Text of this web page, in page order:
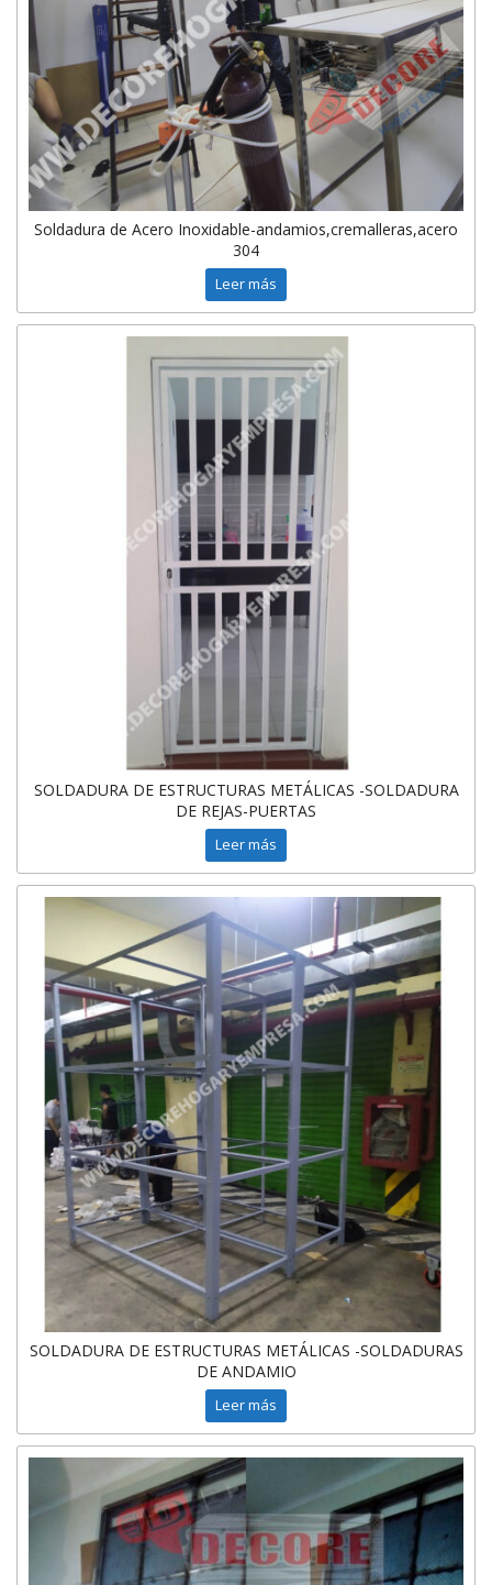
Soldadura de Acero Inoxidable-andamios,cremalleras,acero
304
Leer más
SOLDADURA DE ESTRUCTURAS METÁLICAS -SOLDADURA
DE REJAS-PUERTAS
Leer más
SOLDADURA DE ESTRUCTURAS METÁLICAS -SOLDADURAS
DE ANDAMIO
Leer más